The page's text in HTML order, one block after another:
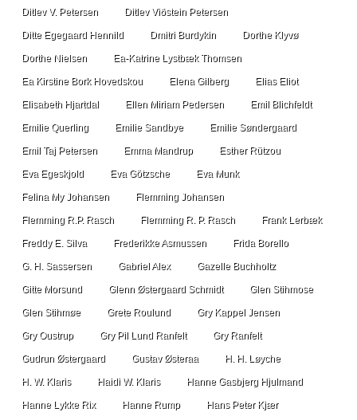
Ditlev V. Petersen Ditlev Viðstein Petersen
Ditte Egegaard Hennild Dmitri Burdykin Dorthe Klyvø
Dorthe Nielsen Ea-Katrine Lystbæk Thomsen
Ea Kirstine Bork Hovedskou Elena Gilberg Elias Eliot
Elisabeth Hjartdal Ellen Miriam Pedersen Emil Blichfeldt
Emilie Querling Emilie Sandbye Emilie Søndergaard
Emil Taj Petersen Emma Mandrup Esther Rützou
Eva Egeskjold Eva Götzsche Eva Munk
Felina My Johansen Flemming Johansen
Flemming R.P. Rasch Flemming R. P. Rasch Frank Lerbæk
Freddy E. Silva Frederikke Asmussen Frida Borello
G. H. Sassersen Gabriel Alex Gazelle Buchholtz
Gitte Morsund Glenn Østergaard Schmidt Glen Stihmose
Glen Stihmøe Grete Roulund Gry Kappel Jensen
Gry Oustrup Gry Pil Lund Ranfelt Gry Ranfelt
Gudrun Østergaard Gustav Østeraa H. H. Løyche
H. W. Klaris Haidi W. Klaris Hanne Gasbjerg Hjulmand
Hanne Lykke Rix Hanne Rump Hans Peter Kjær